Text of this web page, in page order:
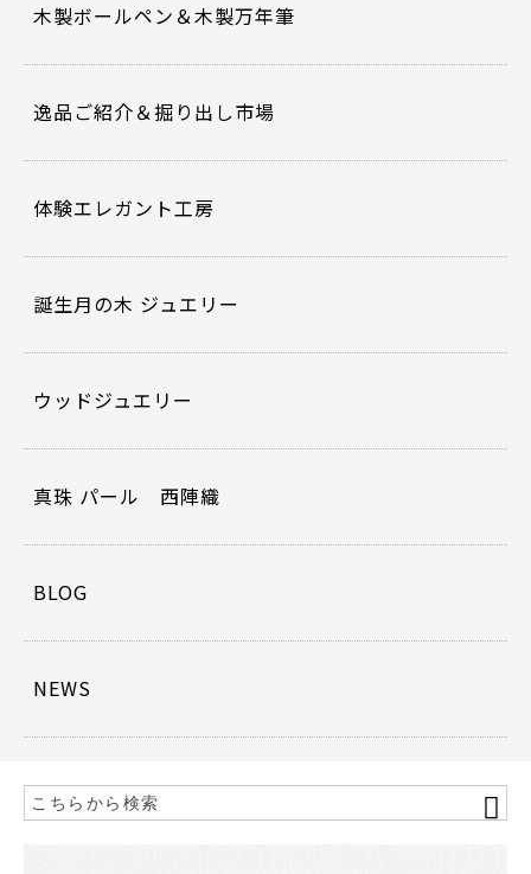
木製ボールペン＆木製万年筆
逸品ご紹介＆掘り出し市場
体験エレガント工房
誕生月の木 ジュエリー
ウッドジュエリー
真珠 パール 西陣織
BLOG
NEWS